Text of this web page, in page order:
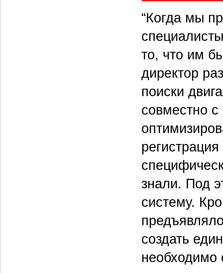
“Когда мы
то, что им
директор
поиски
совместно
знали. Под
систему.
создать
необходимо